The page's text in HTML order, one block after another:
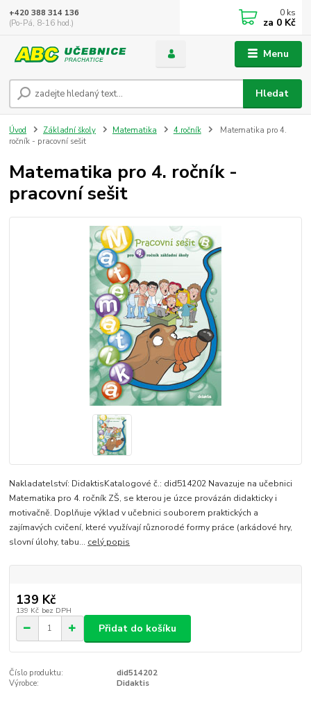
Menu
Hledat
+420 388 314 136
(Po-Pá, 8-16 hod.)
0 ks
za 0 Kč
Úvod Základní školy Matematika 4.ročník
Matematika pro 4.
ročník - pracovní sešit
Matematika pro 4. ročník -
pracovní sešit
Nakladatelství: DidaktisKatalogové č.: did514202 Navazuje na učebnici
Matematika pro 4. ročník ZŠ, se kterou je úzce provázán didakticky i
motivačně. Doplňuje výklad v učebnici souborem praktických a
zajímavých cvičení, které využívají různorodé formy práce (arkádové hry,
slovní úlohy, tabu... celý popis
139 Kč
139 Kč bez DPH
Přidat do košíku
Číslo produktu:
did514202
Výrobce:
Didaktis